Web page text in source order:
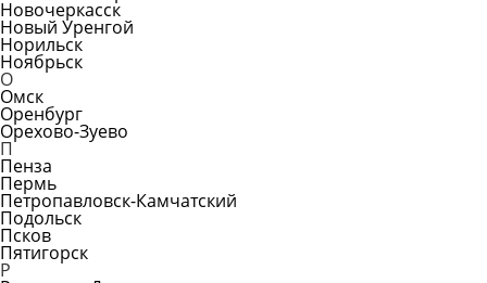
Новочеркасск
Новый Уренгой
Норильск
Ноябрьск
О
Омск
Оренбург
Орехово-Зуево
П
Пенза
Пермь
Петропавловск-Камчатский
Подольск
Псков
Пятигорск
Р